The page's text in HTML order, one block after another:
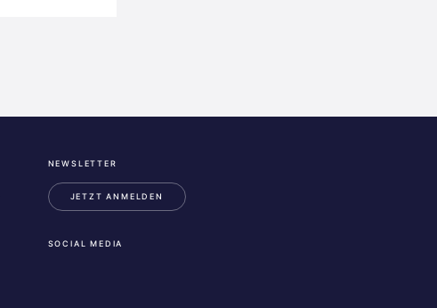
NEWSLETTER
JETZT ANMELDEN
SOCIAL MEDIA